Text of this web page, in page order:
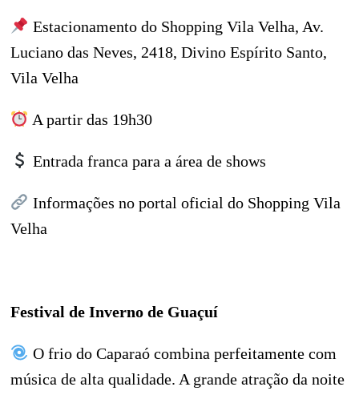
Estacionamento do Shopping Vila Velha, Av.
Luciano das Neves, 2418, Divino Espírito Santo,
Vila Velha
A partir das 19h30
Entrada franca para a área de shows
Informações no portal oficial do Shopping Vila
Velha
Festival de Inverno de Guaçuí
O frio do Caparaó combina perfeitamente com
música de alta qualidade. A grande atração da noite